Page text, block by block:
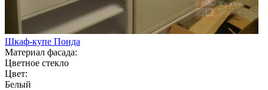
Шкаф-купе Понда
Материал фасада:
Цветное стекло
Цвет:
Белый